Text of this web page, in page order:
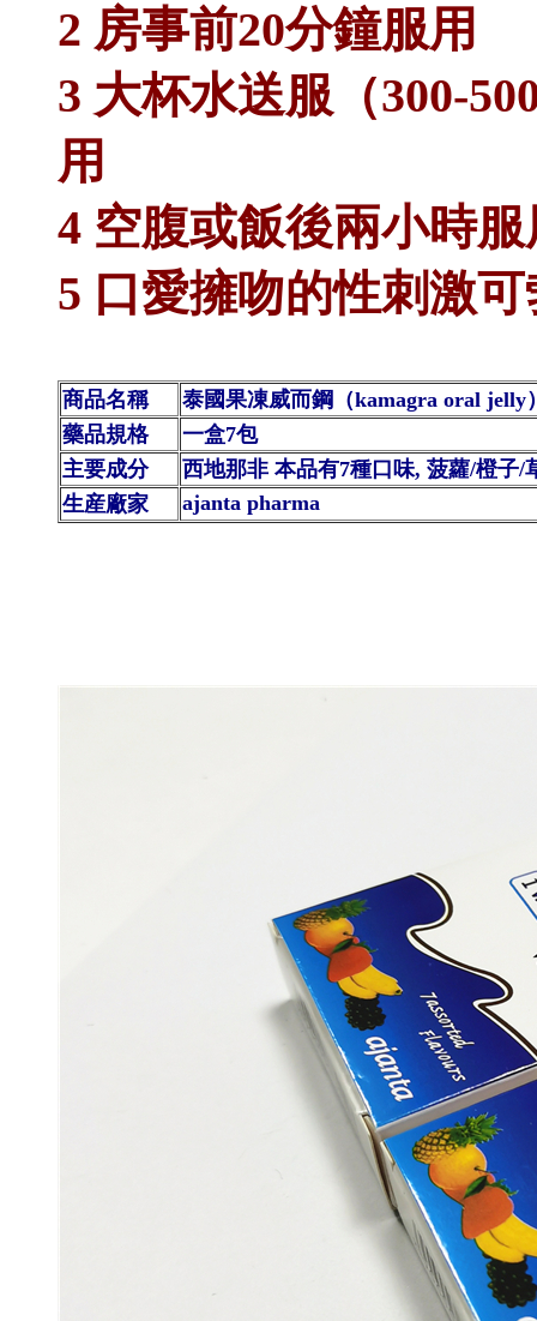
2 房事前20分鐘服用
3 大杯水送服（300-
用
4 空腹或飯後兩小時服
5 口愛擁吻的性刺激
商品名稱
泰國果凍威而鋼（kamagra oral jelly
藥品規格
一盒7包
主要成分
西地那非 本品有7種口味, 菠蘿/橙子/
生産廠家
ajanta pharma